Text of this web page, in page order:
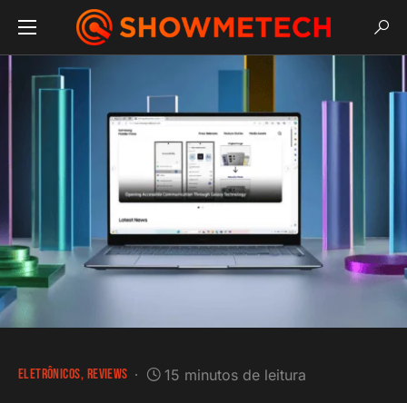
ELETRÔNICOS REVIEWS 15 minutos de leitura